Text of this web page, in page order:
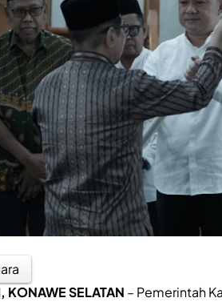
KONAWE SELATAN – Pemerintah